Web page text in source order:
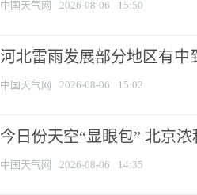
中国天气网 2026-08-06 15:50
河北雷雨发展部分地区有中
中国天气网 2026-08-06 15:02
今日份天空“显眼包” 北京
中国天气网 2026-08-06 14:35